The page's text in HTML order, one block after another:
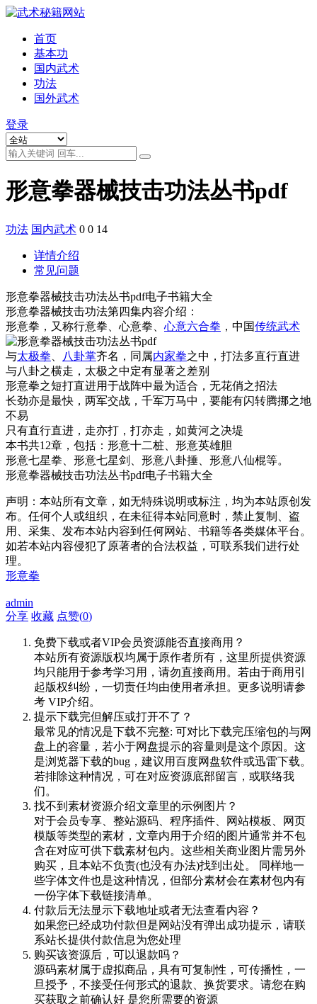
首页
基本功
国内武术
功法
国外武术
登录
形意拳器械技击功法丛书pdf
功法 国内武术 0 0 14
详情介绍
常见问题
形意拳器械技击功法丛书pdf电子书籍大全
形意拳器械技击功法第四集内容介绍：
形意拳，又称行意拳、心意拳、 心意六合拳 ，中国传统武术
与太极拳 八卦掌齐名，同属内家拳之中，打法多直行直进
与八卦之横走，太极之中定有显著之差别
形意拳之短打直进用于战阵中最为适合，无花俏之招法
长劲亦是最快，两军交战，千军万马中，要能有闪转腾挪之地
不易
只有直行直进，走亦打，打亦走，如黄河之决堤
本书共12章，包括：形意十二桩、形意英雄胆
形意七星拳、形意七星剑、形意八卦捶、形意八仙棍等。
形意拳器械技击功法丛书pdf电子书籍大全
声明：本站所有文章，如无特殊说明或标注，均为本站原创发
布。任何个人或组织，在未征得本站同意时，禁止复制、盗
用、采集、发布本站内容到任何网站、书籍等各类媒体平台。
如若本站内容侵犯了原著者的合法权益，可联系我们进行处
理。
形意拳
admin
分享 收藏 点赞(0)
免费下载或者VIP会员资源能否直接商用？
本站所有资源版权均属于原作者所有，这里所提供资源
均只能用于参考学习用，请勿直接商用。若由于商用引
起版权纠纷，一切责任均由使用者承担。更多说明请参
考 VIP介绍。
提示下载完但解压或打开不了？
最常见的情况是下载不完整: 可对比下载完压缩包的与网
盘上的容量，若小于网盘提示的容量则是这个原因。这
是浏览器下载的bug，建议用百度网盘软件或迅雷下载。
若排除这种情况，可在对应资源底部留言，或联络我
们。
找不到素材资源介绍文章里的示例图片？
对于会员专享、整站源码、程序插件、网站模板、网页
模版等类型的素材，文章内用于介绍的图片通常并不包
含在对应可供下载素材包内。这些相关商业图片需另外
购买，且本站不负责(也没有办法)找到出处。 同样地一
些字体文件也是这种情况，但部分素材会在素材包内有
一份字体下载链接清单。
付款后无法显示下载地址或者无法查看内容？
如果您已经成功付款但是网站没有弹出成功提示，请联
系站长提供付款信息为您处理
购买该资源后，可以退款吗？
源码素材属于虚拟商品，具有可复制性，可传播性，一
旦授予，不接受任何形式的退款、换货要求。请您在购
买获取之前确认好 是您所需要的资源